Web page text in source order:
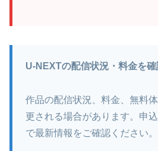
U-NEXTの配信状況・料金を確
作品の配信状況、料金、無料
更される場合があります。申
で最新情報をご確認ください。